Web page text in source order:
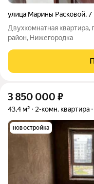
улица Марины Расковой,7
Двухкомнатная квартира,
район, Нижегородка
3 850 000 ₽
43,4 м² 2-комн. квартира
новостройка